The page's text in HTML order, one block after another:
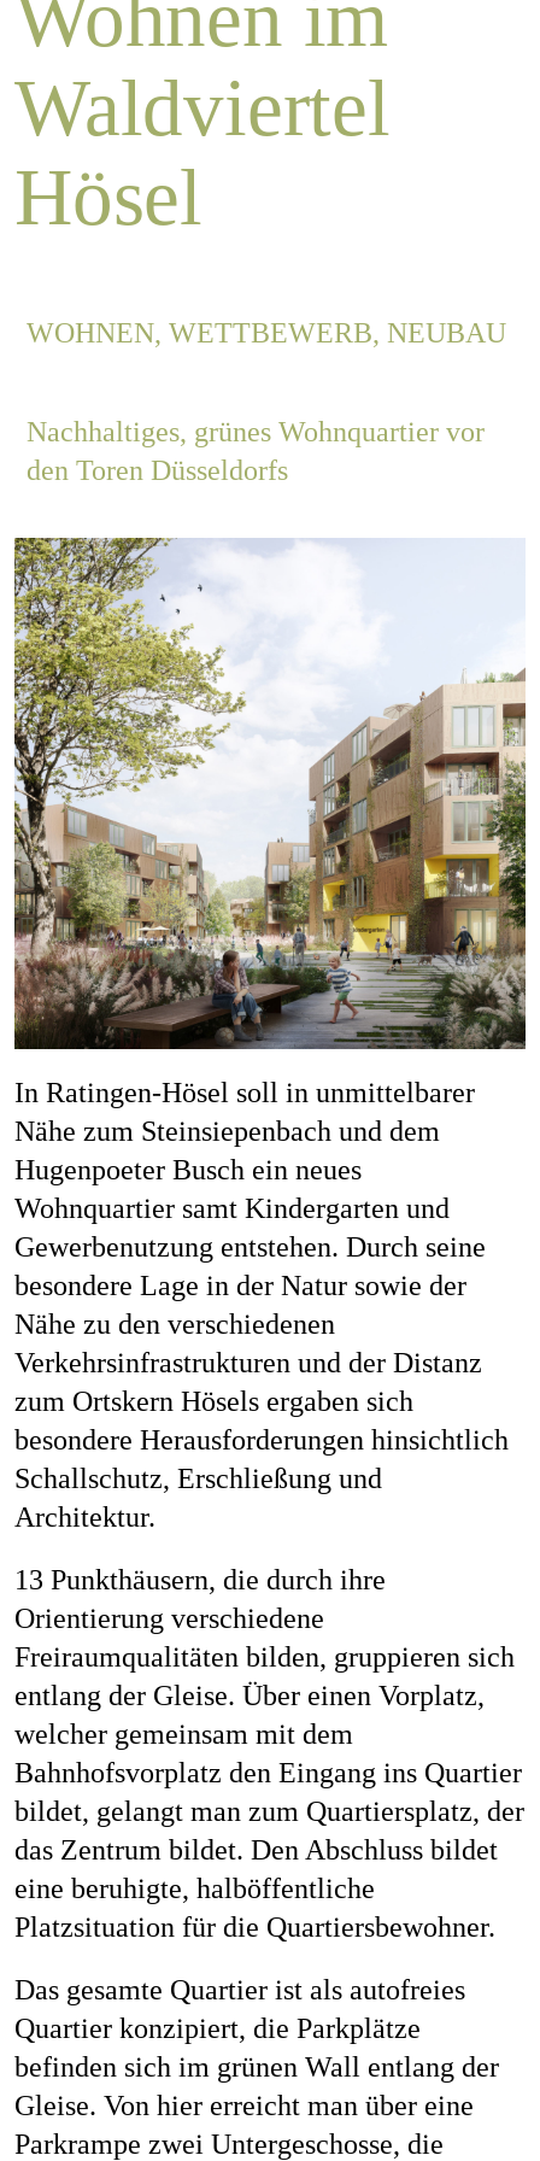
Jobs
Kontakt
Wohnen im
Waldviertel
Hösel
WOHNEN, WETTBEWERB, NEUBAU
Nachhaltiges, grünes Wohnquartier vor
den Toren Düsseldorfs
In Ratingen-Hösel soll in unmittelbarer
Nähe zum Steinsiepenbach und dem
Hugenpoeter Busch ein neues
Wohnquartier samt Kindergarten und
Gewerbenutzung entstehen. Durch seine
besondere Lage in der Natur sowie der
Nähe zu den verschiedenen
Verkehrsinfrastrukturen und der Distanz
zum Ortskern Hösels ergaben sich
besondere Herausforderungen hinsichtlich
Schallschutz, Erschließung und
Architektur.
13 Punkthäusern, die durch ihre
Orientierung verschiedene
Freiraumqualitäten bilden, gruppieren sich
entlang der Gleise. Über einen Vorplatz,
welcher gemeinsam mit dem
Bahnhofsvorplatz den Eingang ins Quartier
bildet, gelangt man zum Quartiersplatz, der
das Zentrum bildet. Den Abschluss bildet
eine beruhigte, halböffentliche
Platzsituation für die Quartiersbewohner.
Das gesamte Quartier ist als autofreies
Quartier konzipiert, die Parkplätze
befinden sich im grünen Wall entlang der
Gleise. Von hier erreicht man über eine
Parkrampe zwei Untergeschosse, die